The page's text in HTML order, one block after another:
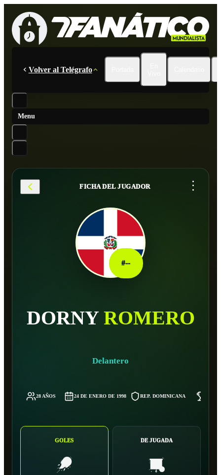
Volver al Telégrafo
Menu
FICHA DEL JUGADOR ...
#--
DORNY ROMERO
Delantero
28 AÑOS 24 DE ENERO DE 1998 REP. DOMINICANA
GOLES DE JUGADA